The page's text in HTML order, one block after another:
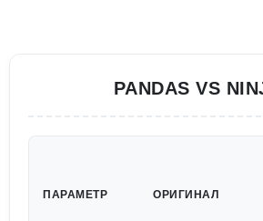
PANDAS VS
ПАРАМЕТР ОРИГИНАЛ